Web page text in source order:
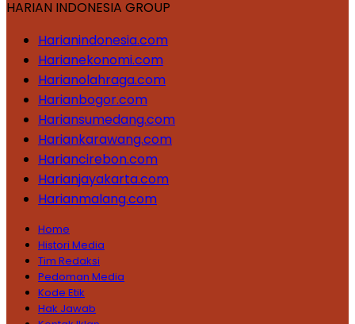
HARIAN INDONESIA GROUP
Harianindonesia.com
Harianekonomi.com
Harianolahraga.com
Harianbogor.com
Hariansumedang.com
Hariankarawang.com
Hariancirebon.com
Harianjayakarta.com
Harianmalang.com
Home
Histori Media
Tim Redaksi
Pedoman Media
Kode Etik
Hak Jawab